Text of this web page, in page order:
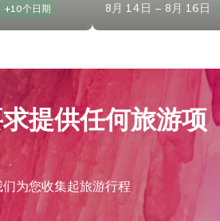
+10个日期
8月 14日 – 8月 16日
提供任何旅游项
为您收集起旅游行程